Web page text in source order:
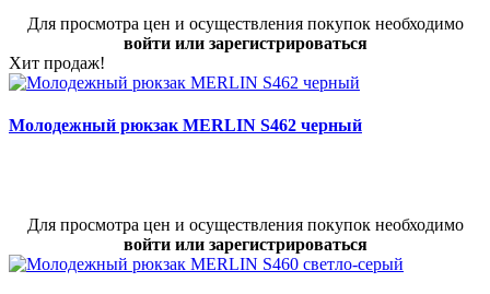
Для просмотра цен и осуществления покупок необходимо
войти или зарегистрироваться
Хит продаж!
Молодежный рюкзак MERLIN S462 черный
Для просмотра цен и осуществления покупок необходимо
войти или зарегистрироваться